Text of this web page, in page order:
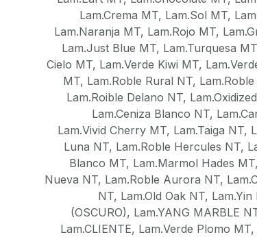
Lam.Crema MT, Lam.Sol MT,
Lam.Naranja MT, Lam.Rojo MT,
Lam.Just Blue MT, Lam.Turquesa MT
Cielo MT, Lam.Verde Kiwi MT,
MT, Lam.Roble Rural NT,
Lam.Roible Delano NT,
Lam.Ceniza Blanco NT,
Lam.Vivid Cherry MT, Lam.Taiga NT,
Luna NT, Lam.Roble Hercules NT,
Blanco MT, Lam.Marmol Hades MT,
Nueva NT, Lam.Roble Aurora NT,
NT, Lam.Old Oak NT,
(OSCURO), Lam.YANG MARBLE
Lam.CLIENTE, Lam.Verde Plomo MT,